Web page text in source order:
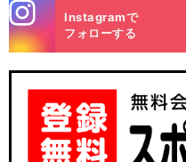
m
Instagramで
フォローする